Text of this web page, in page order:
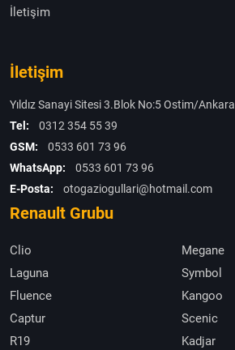
İletişim
İletişim
Yıldız Sanayi Sitesi 3.Blok No:5 Ostim/Ankara
Tel:
0312 354 55 39
GSM:
0533 601 73 96
WhatsApp:
0533 601 73 96
E-Posta:
otogaziogullari@hotmail.com
Renault Grubu
Clio
Megane
Laguna
Symbol
Fluence
Kangoo
Captur
Scenic
R19
Kadjar